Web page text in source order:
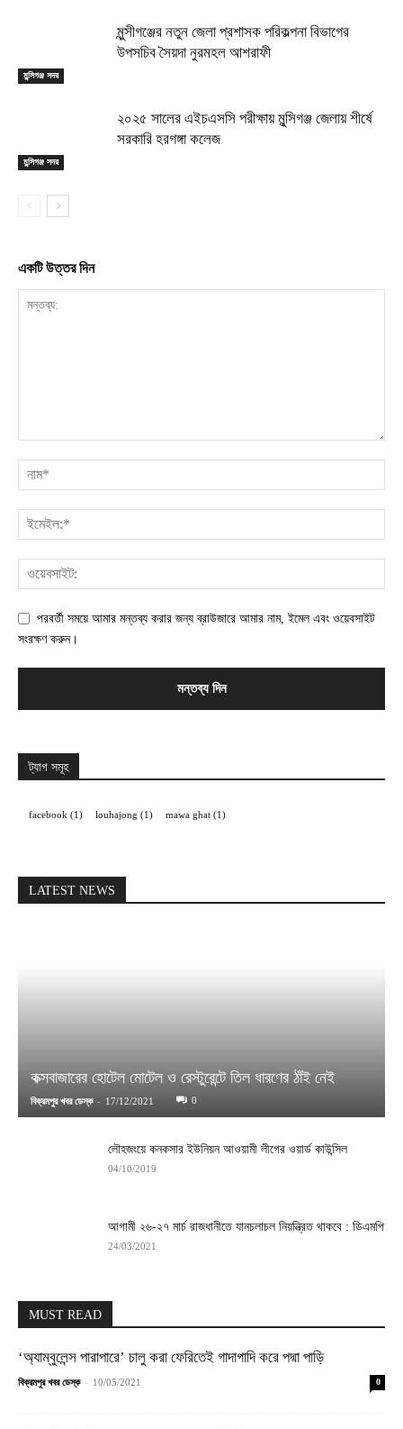
মুন্সিগঞ্জ সদর
মুন্সীগঞ্জের নতুন জেলা প্রশাসক পরিকল্পনা বিভাগের
উপসচিব সৈয়দা নুরমহল আশরাফী
মুন্সিগঞ্জ সদর
২০২৫ সালের এইচএসসি পরীক্ষায় মুন্সিগঞ্জ জেলায় শীর্ষে
সরকারি হরগঙ্গা কলেজ
একটি উত্তর দিন
পরবর্তী সময়ে আমার মন্তব্য করার জন্য ব্রাউজারে আমার নাম, ইমেল এবং ওয়েবসাইট
সংরক্ষণ করুন।
ট্যাগ সমূহ
facebook (1) louhajong (1) mawa ghat (1)
LATEST NEWS
কক্সবাজারের হোটেল মোটেল ও রেস্টুরেন্টে তিল ধারণের ঠাঁই নেই
বিক্রমপুর খবর ডেস্ক - 17/12/2021 0
লৌহজংয়ে কনকসার ইউনিয়ন আওয়ামী লীগের ওয়ার্ড কাউন্সিল
04/10/2019
আগামী ২৬-২৭ মার্চ রাজধানীতে যানচলাচল নিয়ন্ত্রিত থাকবে : ডিএমপি
24/03/2021
MUST READ
‘অ্যাম্বুলেন্স পারাপারে’ চালু করা ফেরিতেই গাদাগাদি করে পদ্মা পাড়ি
বিক্রমপুর খবর ডেস্ক - 10/05/2021 0